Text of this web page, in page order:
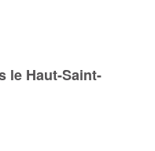
le Haut-Saint-